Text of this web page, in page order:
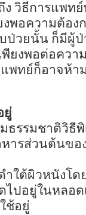
วิธีการแพท
พอความต้อง
ป่วยนั้น ก็มีผู้
ยงพอต่อควา
พทย์ก็อาจห้
ยู่
ธรรมชาติวิธี
ารส่วนต้นขอ
ใต้ผิวหนังโ
ปอยู่ในหลอ
ช้อยู่